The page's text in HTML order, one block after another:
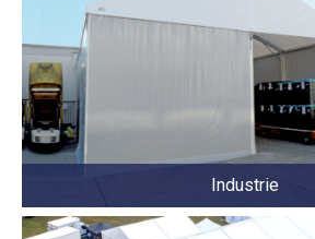
Industrie